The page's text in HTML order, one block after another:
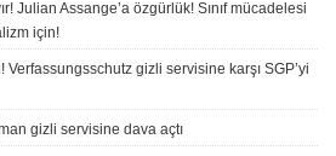
Julian Assange’a özgürlük! Sınıf mücadelesi
için!
gizli servisine karşı SGP’yi
gizli servisine dava açtı